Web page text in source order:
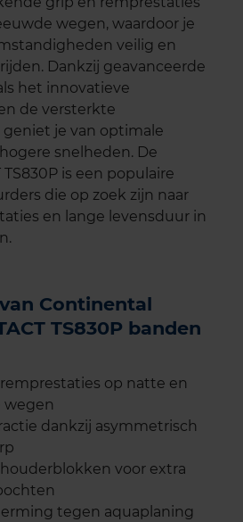
wegen, waardoor je
veilig en
Dankzij geavanceerde
het innovatieve
de versterkte
je van optimale
snelheden. De
TS830P is een populaire
die op zoek zijn naar
en lange levensduur in
Continental
TS830P banden
op natte en
wegen
dankzij asymmetrisch
voor extra
tegen aquaplaning